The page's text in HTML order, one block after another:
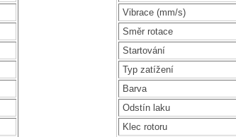
Vibrace (mm/s)
Směr rotace
Startování
Typ zatížení
Barva
Odstín laku
Klec rotoru